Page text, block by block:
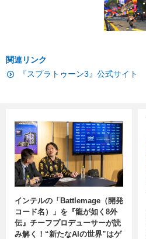
関連リンク
『スプラトゥーン3』公式サイト
インテルの「Battlemage（開発
コード名）」を『龍が如く8外
伝』チーフプロデューサーが読
み解く！“新たなAIの世界”はゲ